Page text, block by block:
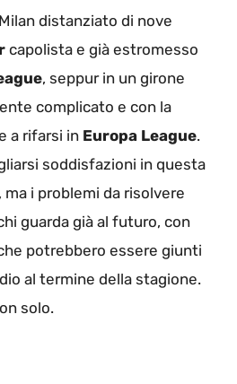
distanziato di nove
capolista e già estromesso
, seppur in un girone
complicato e con la
a rifarsi in Europa League.
soddisfazioni in questa
ma i problemi da risolvere
guarda già al futuro, con
potrebbero essere giunti
al termine della stagione.
solo.